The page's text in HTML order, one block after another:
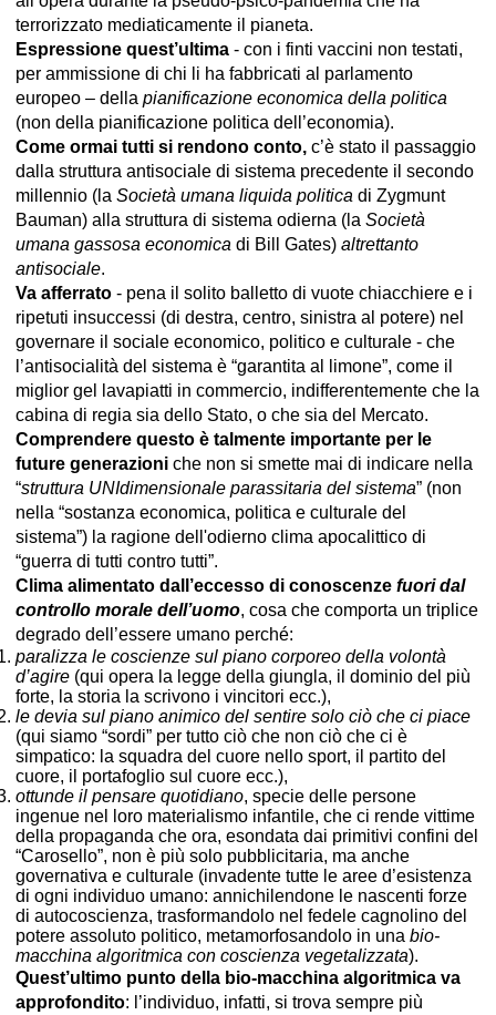
terrorizzato mediaticamente il pianeta.
Espressione quest’ultima - con i finti vaccini non testati,
per ammissione di chi li ha fabbricati al parlamento
europeo – della pianificazione economica della politica
(non della pianificazione politica dell’economia).
Come ormai tutti si rendono conto, c’è stato il passaggio
dalla struttura antisociale di sistema precedente il secondo
millennio (la Società umana liquida politica di Zygmunt
Bauman) alla struttura di sistema odierna (la Società
umana gassosa economica di Bill Gates) altrettanto
antisociale.
Va afferrato - pena il solito balletto di vuote chiacchiere e i
ripetuti insuccessi (di destra, centro, sinistra al potere) nel
governare il sociale economico, politico e culturale - che
l’antisocialità del sistema è “garantita al limone”, come il
miglior gel lavapiatti in commercio, indifferentemente che la
cabina di regia sia dello Stato, o che sia del Mercato.
Comprendere questo è talmente importante per le
future generazioni che non si smette mai di indicare nella
“struttura UNIdimensionale parassitaria del sistema” (non
nella “sostanza economica, politica e culturale del
sistema”) la ragione dell'odierno clima apocalittico di
“guerra di tutti contro tutti”.
Clima alimentato dall’eccesso di conoscenze fuori dal
controllo morale dell’uomo, cosa che comporta un triplice
degrado dell’essere umano perché:
paralizza le coscienze sul piano corporeo della volontà
d’agire (qui opera la legge della giungla, il dominio del più
forte, la storia la scrivono i vincitori ecc.),
le devia sul piano animico del sentire solo ciò che ci piace
(qui siamo “sordi” per tutto ciò che non ciò che ci è
simpatico: la squadra del cuore nello sport, il partito del
cuore, il portafoglio sul cuore ecc.),
ottunde il pensare quotidiano, specie delle persone
ingenue nel loro materialismo infantile, che ci rende vittime
della propaganda che ora, esondata dai primitivi confini del
“Carosello”, non è più solo pubblicitaria, ma anche
governativa e culturale (invadente tutte le aree d’esistenza
di ogni individuo umano: annichilendone le nascenti forze
di autocoscienza, trasformandolo nel fedele cagnolino del
potere assoluto politico, metamorfosandolo in una bio-
macchina algoritmica con coscienza vegetalizzata).
Quest’ultimo punto della bio-macchina algoritmica va
approfondito: l’individuo, infatti, si trova sempre più